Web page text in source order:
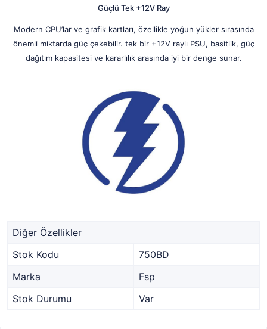
Güçlü Tek +12V Ray
Modern CPU’lar ve grafik kartları, özellikle yoğun yükler sırasında
önemli miktarda güç çekebilir. tek bir +12V raylı PSU, basitlik, güç
dağıtım kapasitesi ve kararlılık arasında iyi bir denge sunar.
Diğer Özellikler
Stok Kodu
750BD
Marka
Fsp
Stok Durumu
Var